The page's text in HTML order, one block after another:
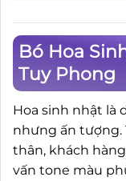
Bó Hoa
Tuy Phong
Hoa sinh nhật là
nhưng ấn tượng.
thân, khách
vấn tone màu